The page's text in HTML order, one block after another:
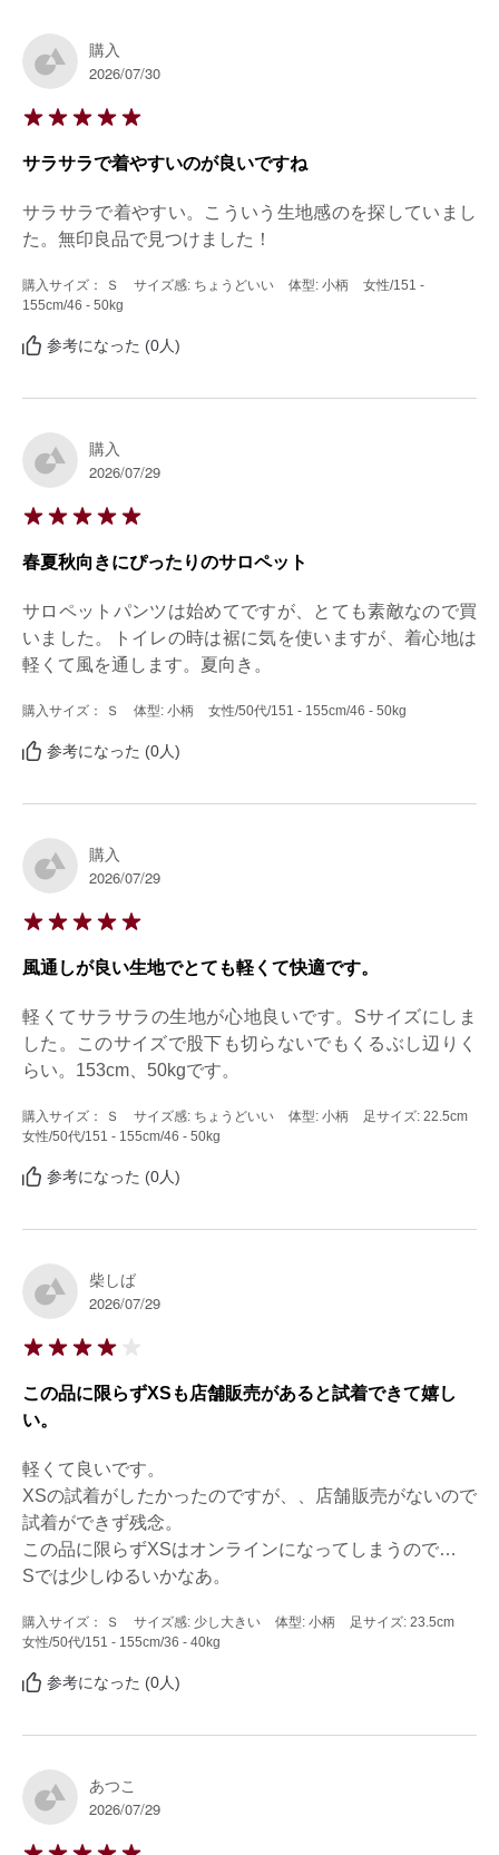
購入
2026/07/30
サラサラで着やすいのが良いですね
サラサラで着やすい。こういう生地感のを探していまし
た。無印良品で見つけました！
購入サイズ： Ｓ サイズ感: ちょうどいい 体型: 小柄 女性/151 -
155cm/46 - 50kg
参考になった (0人)
購入
2026/07/29
春夏秋向きにぴったりのサロペット
サロペットパンツは始めてですが、とても素敵なので買
いました。トイレの時は裾に気を使いますが、着心地は
軽くて風を通します。夏向き。
購入サイズ： Ｓ 体型: 小柄 女性/50代/151 - 155cm/46 - 50kg
参考になった (0人)
購入
2026/07/29
風通しが良い生地でとても軽くて快適です。
軽くてサラサラの生地が心地良いです。Sサイズにしま
した。このサイズで股下も切らないでもくるぶし辺りく
らい。153cm、50kgです。
購入サイズ： Ｓ サイズ感: ちょうどいい 体型: 小柄
足サイズ: 22.5cm
女性/50代/151 - 155cm/46 - 50kg
参考になった (0人)
柴しば
2026/07/29
この品に限らずXSも店舗販売があると試着できて嬉し
い。
軽くて良いです。
XSの試着がしたかったのですが、、店舗販売がないので
試着ができず残念。
この品に限らずXSはオンラインになってしまうので…
Sでは少しゆるいかなあ。
購入サイズ： Ｓ サイズ感: 少し大きい 体型: 小柄
足サイズ: 23.5cm
女性/50代/151 - 155cm/36 - 40kg
参考になった (0人)
あつこ
2026/07/29